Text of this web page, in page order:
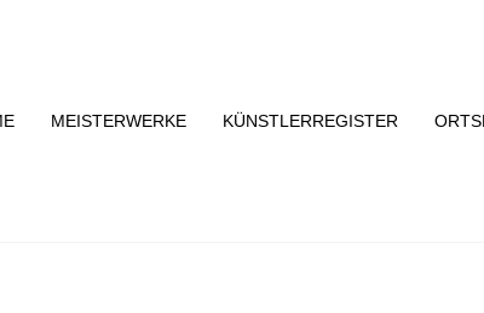
MEISTERWERKE KÜNSTLERREGISTER